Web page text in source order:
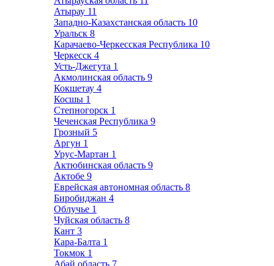
Атырау 11
Западно-Казахстанская область 10
Уральск 8
Карачаево-Черкесская Республика 10
Черкесск 4
Усть-Джегута 1
Акмолинская область 9
Кокшетау 4
Косшы 1
Степногорск 1
Чеченская Республика 9
Грозный 5
Аргун 1
Урус-Мартан 1
Актюбинская область 9
Актобе 9
Еврейская автономная область 8
Биробиджан 4
Облучье 1
Чуйская область 8
Кант 3
Кара-Балта 1
Токмок 1
Абай область 7